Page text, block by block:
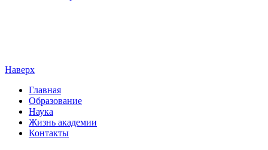
Наверх
Главная
Образование
Наука
Жизнь академии
Контакты